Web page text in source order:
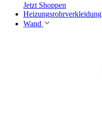
Jetzt Shoppen
Heizungsrohrverkleidung
Wand